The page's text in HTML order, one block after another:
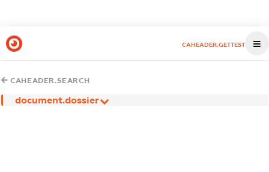
CAHEADER.GETTEST
CAHEADER.SEARCH
document.dossier